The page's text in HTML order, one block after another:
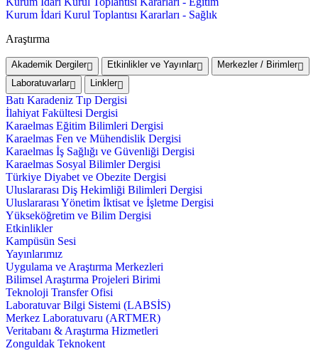
Kurum İdari Kurul Toplantısı Kararları - Sağlık
Araştırma
Akademik Dergiler Etkinlikler ve Yayınlar
Merkezler / Birimler
Laboratuvarlar
Linkler
Batı Karadeniz Tıp Dergisi
İlahiyat Fakültesi Dergisi
Karaelmas Eğitim Bilimleri Dergisi
Karaelmas Fen ve Mühendislik Dergisi
Karaelmas İş Sağlığı ve Güvenliği Dergisi
Karaelmas Sosyal Bilimler Dergisi
Türkiye Diyabet ve Obezite Dergisi
Uluslararası Diş Hekimliği Bilimleri Dergisi
Uluslararası Yönetim İktisat ve İşletme Dergisi
Yükseköğretim ve Bilim Dergisi
Etkinlikler
Kampüsün Sesi
Yayınlarımız
Uygulama ve Araştırma Merkezleri
Bilimsel Araştırma Projeleri Birimi
Teknoloji Transfer Ofisi
Laboratuvar Bilgi Sistemi (LABSİS)
Merkez Laboratuvaru (ARTMER)
Veritabanı & Araştırma Hizmetleri
Zonguldak Teknokent